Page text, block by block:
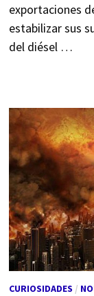
exportaciones
estabilizar sus
del diésel …
CURIOSIDADES /